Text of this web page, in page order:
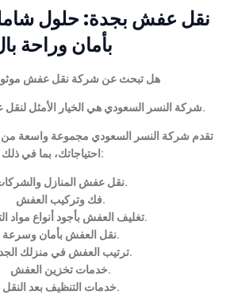
نقل عفش بجدة: حلول
بأمان وراحة
هل تبحث عن شركة نقل عفش
شركة النسر السعودي هي الخيار الأمثل لنقل عفشك بأمان وراحة بال.
تقدم شركة النسر السعودي مجموعة واسعة من
احتياجاتك، بما في ذلك:
نقل عفش المنازل والشركات.
فك وتركيب العفش.
تغليف العفش بأجود أنواع مواد التغليف.
نقل العفش بأمان وسرعة.
ترتيب العفش في منزلك الجديد.
خدمات تخزين العفش.
خدمات التنظيف بعد النقل.